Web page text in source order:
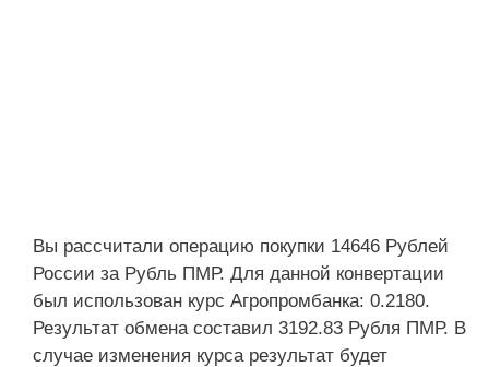
Вы рассчитали операцию покупки 14646 Рублей
России за Рубль ПМР. Для данной конвертации
был использован курс Агропромбанка: 0.2180.
Результат обмена составил 3192.83 Рубля ПМР. В
случае изменения курса результат будет